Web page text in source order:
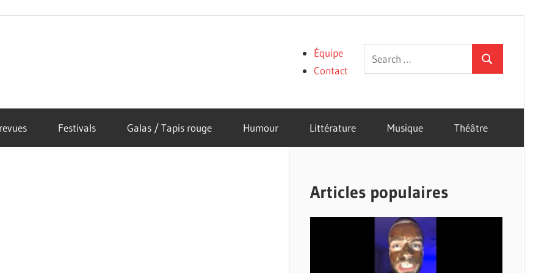
Search
for:
Search
Équipe
Contact
Festivals Galas / Tapis rouge Humour Littérature Musique Théâtre
Articles populaires